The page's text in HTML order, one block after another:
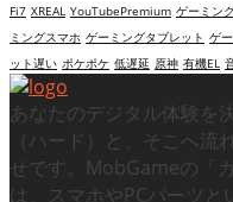
Fi7 XREAL YouTubePremium ゲーミン
ミングスマホ ゲーミングタブレット ゲ
ット遅い ポケポケ 低遅延 原神 有機EL
あなたのデジタル体験を
（ハード）と、そこへ
せです。MobGameの「
は、スマホやPCパーツ